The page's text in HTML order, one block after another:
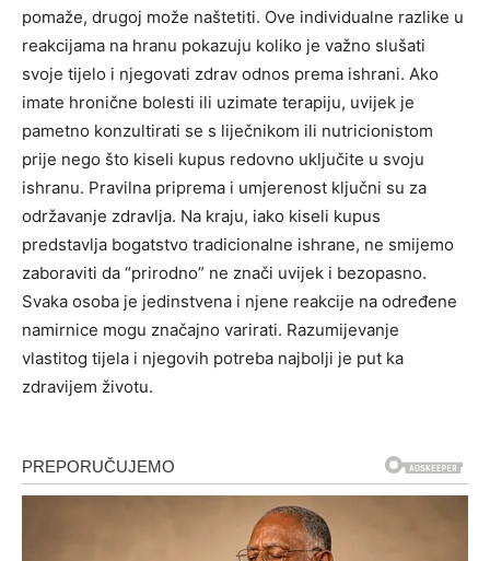
pomaže, drugoj može naštetiti. Ove individualne razlike u
reakcijama na hranu pokazuju koliko je važno slušati
svoje tijelo i njegovati zdrav odnos prema ishrani. Ako
imate hronične bolesti ili uzimate terapiju, uvijek je
pametno konzultirati se s liječnikom ili nutricionistom
prije nego što kiseli kupus redovno uključite u svoju
ishranu. Pravilna priprema i umjerenost ključni su za
održavanje zdravlja. Na kraju, iako kiseli kupus
predstavlja bogatstvo tradicionalne ishrane, ne smijemo
zaboraviti da “prirodno” ne znači uvijek i bezopasno.
Svaka osoba je jedinstvena i njene reakcije na određene
namirnice mogu značajno varirati. Razumijevanje
vlastitog tijela i njegovih potreba najbolji je put ka
zdravijem životu.